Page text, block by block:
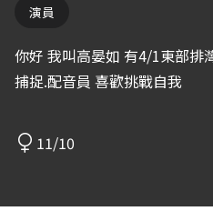
演員
你好 我叫高晏如 有4/1東部排
捕捉.配音員 喜歡挑戰自我
11/10